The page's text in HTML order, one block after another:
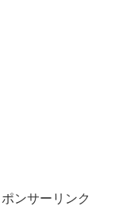
ンサーリンク